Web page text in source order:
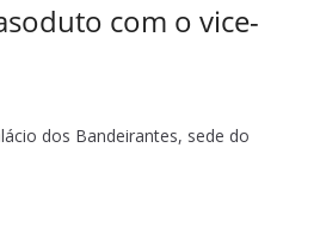
com o vice-
dos Bandeirantes, sede do